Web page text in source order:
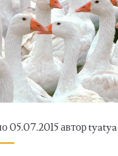
05.07.2015 авторtyatya